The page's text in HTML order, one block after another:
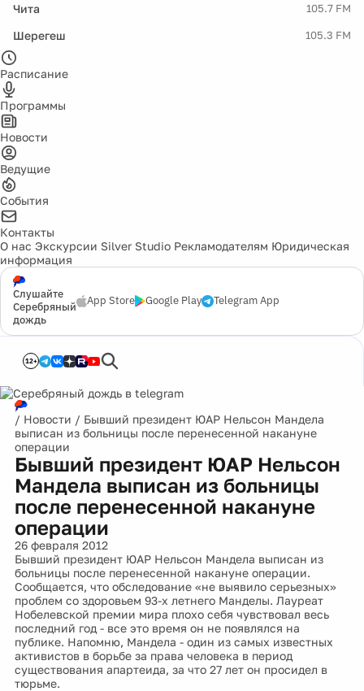
Чита 105.7 FM
Шерегеш 105.3 FM
Расписание
Программы
Новости
Ведущие
События
Контакты
О нас Экскурсии Silver Studio Рекламодателям Юридическая
информация
Слушайте
Серебряный
дождь
App Store Google Play Telegram App
12+
/ Новости / Бывший президент ЮАР Нельсон Мандела
выписан из больницы после перенесенной накануне
операции
Бывший президент ЮАР Нельсон
Мандела выписан из больницы
после перенесенной накануне
операции
26 февраля 2012
Бывший президент ЮАР Нельсон Мандела выписан из
больницы после перенесенной накануне операции.
Сообщается, что обследование «не выявило серьезных»
проблем со здоровьем 93-х летнего Манделы. Лауреат
Нобелевской премии мира плохо себя чувствовал весь
последний год - все это время он не появлялся на
публике. Напомню, Мандела - один из самых известных
активистов в борьбе за права человека в период
существования апартеида, за что 27 лет он просидел в
тюрьме.